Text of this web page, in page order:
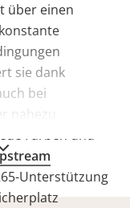
über einen
sie dank
bei
nahezu
Farben und
Unterstützung